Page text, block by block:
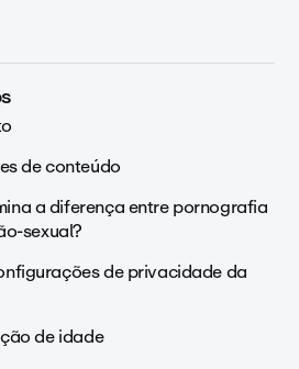
de conteúdo
a diferença entre pornografia
sexual?
de privacidade da
de idade